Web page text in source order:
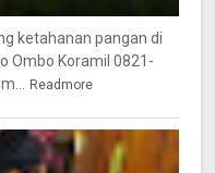
ketahanan pangan di
Ombo Koramil 0821-
Readmore